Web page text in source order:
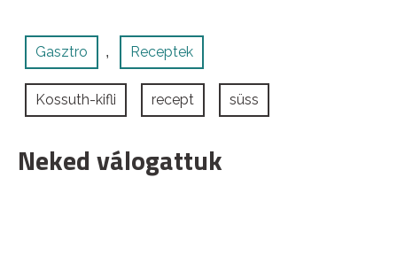
Gasztro , Receptek
Kossuth-kifli recept süss
Neked válogattuk